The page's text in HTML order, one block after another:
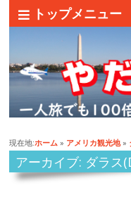
トップメニュー
現在地:ホーム » アメリカ観光地»
アーカイブ: ダラス